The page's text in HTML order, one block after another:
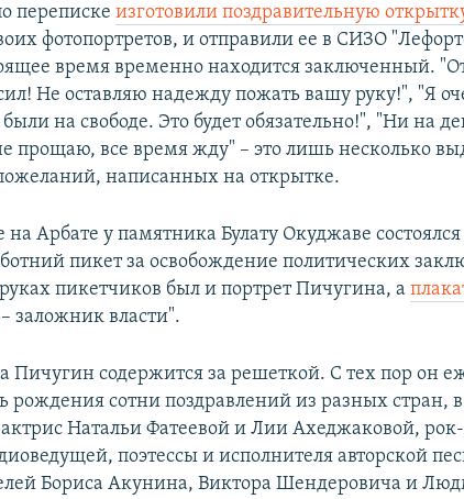
перепискеизготовили поздравительную
фотопортретов, и отправили ее в СИЗО
время временно находится заключенный.
Не оставляю надежду пожать вашу руку!", "Я
на свободе. Это будет обязательно!", "Ни на
прощаю, все время жду" – это лишь несколько
написанных на открытке.
Арбате у памятника Булату Окуджаве состоялся
пикет за освобождение политических
пикетчиков был и портрет Пичугина, а
заложник власти".
Пичугин содержится за решеткой. С тех пор он
рождения сотни поздравлений из разных стран,
Натальи Фатеевой и Лии Ахеджаковой,
поэтессы и исполнителя авторской
Бориса Акунина, Виктора Шендеровича и